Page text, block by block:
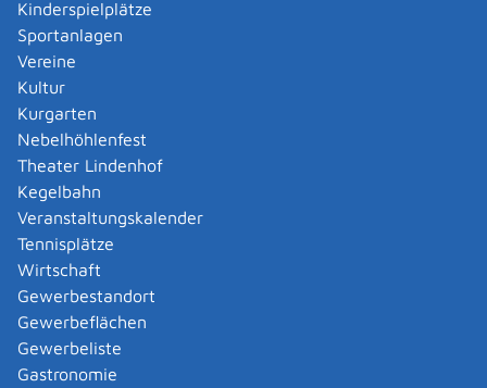
Kinderspielplätze
Sportanlagen
Vereine
Kultur
Kurgarten
Nebelhöhlenfest
Theater Lindenhof
Kegelbahn
Veranstaltungskalender
Tennisplätze
Wirtschaft
Gewerbestandort
Gewerbeflächen
Gewerbeliste
Gastronomie
(ähnlich wie ein QR-Code), mit Hilfe dessen die
Behörde Ihr Lichtbild aus der Cloud abrufen kann.
Der Reisepass wird
in Berlin hergestellt.
Den fertig produzierten Reisepass können Sie zu
gegebener Zeit in der Behörde abholen.
Gemeinde werden Sie benachrichtigt, sobald Sie
Ihren Reisepass abholen können. Die
Benachrichtigungsinformation der Passbehörde
enthält meistens auch einen Vordruck der
Abholvollmacht. Somit können Sie Ihren Reisepass
selbst abholen oder ihn von einer bevollmächtigten
Person abholen lassen. Die bevollmächtigte Person
muss sich gegenüber der Passbehörde vorher
ausweisen und die Abholvollmacht vorlegen.